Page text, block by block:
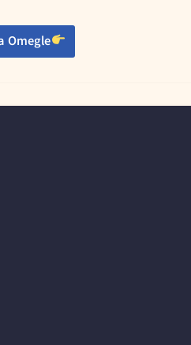
Omegle